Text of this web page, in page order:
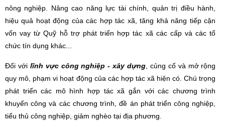
nông nghiệp. Nâng cao năng lực tài chính, quản trị điều hành,
hiệu quả hoạt động của các hợp tác xã, tăng khả năng tiếp cận
vốn vay từ Quỹ hỗ trợ phát triển hợp tác xã các cấp và các tổ
chức tín dụng khác...
Đối với lĩnh vực công nghiệp - xây dựng , củng cố và mở rộng
quy mô, phạm vi hoạt động của các hợp tác xã hiện có. Chú trọng
phát triển các mô hình hợp tác xã gắn với các chương trình
khuyến công và các chương trình, đề án phát triển công nghiệp,
tiểu thủ công nghiệp, giảm nghèo tại địa phương.